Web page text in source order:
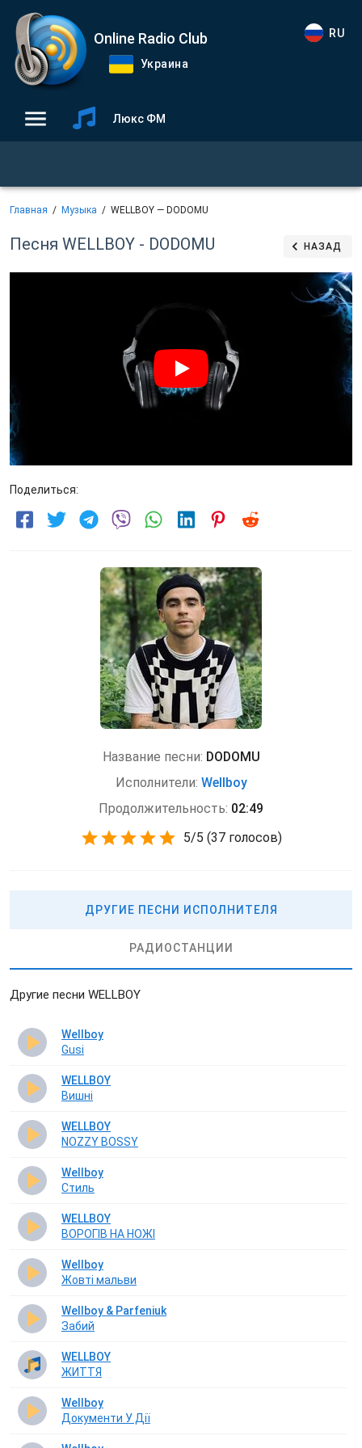
Online Radio Club
Украина
RU
Люкс ФМ
Главная Музыка WELLBOY — DODOMU
Песня WELLBOY - DODOMU НАЗАД
Поделиться:
Название песни: DODOMU
Исполнители: Wellboy
Продолжительность: 02:49
5/5 (37 голосов)
ДРУГИЕ ПЕСНИ ИСПОЛНИТЕЛЯ
РАДИОСТАНЦИИ
Другие песни WELLBOY
Wellboy
Gusi
WELLBOY
Вишнi
WELLBOY
NOZZY BOSSY
Wellboy
Стиль
WELLBOY
ВОРОГІВ НА НОЖІ
Wellboy
Жовті мальви
Wellboy & Parfeniuk
Забий
WELLBOY
ЖИТТЯ
Wellboy
Документи У Дії